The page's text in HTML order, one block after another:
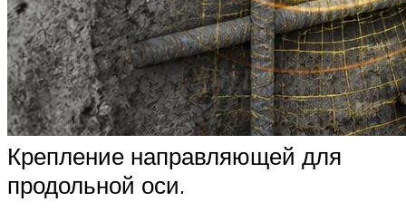
Крепление направляющей для
продольной оси.